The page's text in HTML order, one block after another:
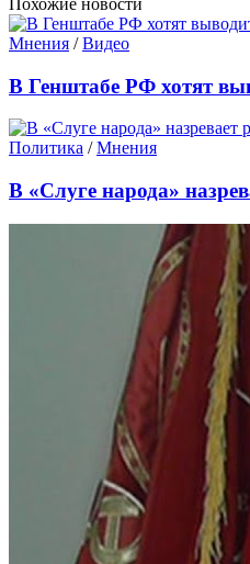
Мнения /Видео
В Генштабе РФ хотят
Политика /Мнения
В «Слуге народа»